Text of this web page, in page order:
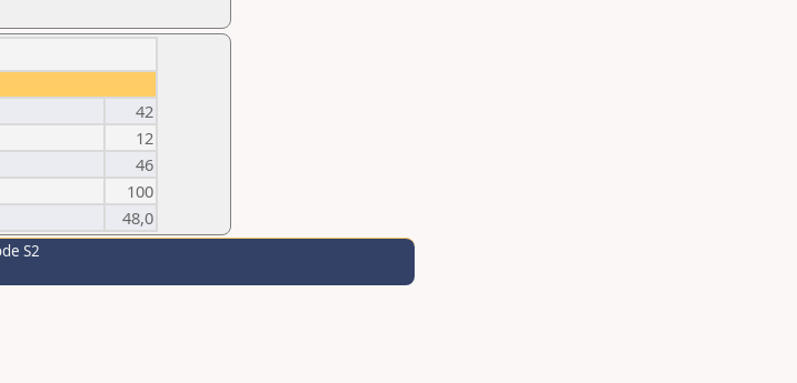
42
12
46
100
48,0
S2